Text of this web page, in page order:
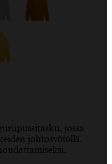
jossa
johtosyötöllä.